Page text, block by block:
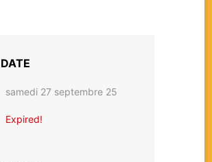
DATE
samedi 27 septembre 25
Expired!